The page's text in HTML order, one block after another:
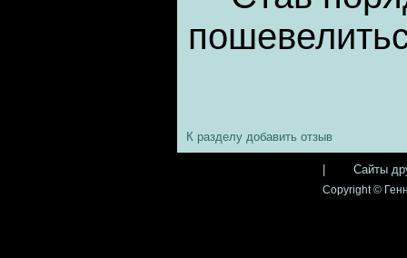
К разделу добавить отзыв
Сайты
Copyright ©